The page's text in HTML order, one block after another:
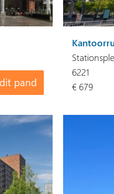
pand
6221
€ 679